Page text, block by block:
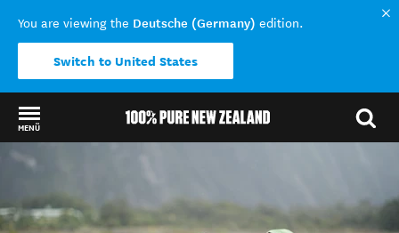
You are viewing the Deutsche (Germany) edition.
Switch to United States
MENÜ
Back to my results